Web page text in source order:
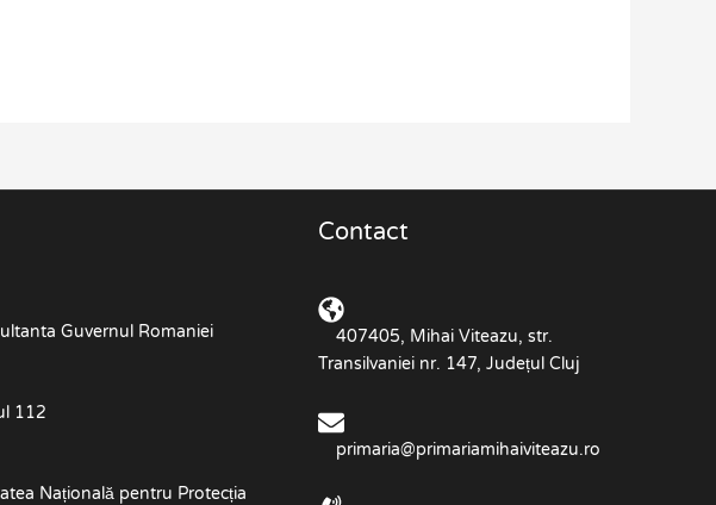
Guvernul Romaniei
112
Națională pentru Protecția
Contact
407405, Mihai Viteazu, str.
Transilvaniei nr. 147, Județul Cluj
primaria@primariamihaiviteazu.ro